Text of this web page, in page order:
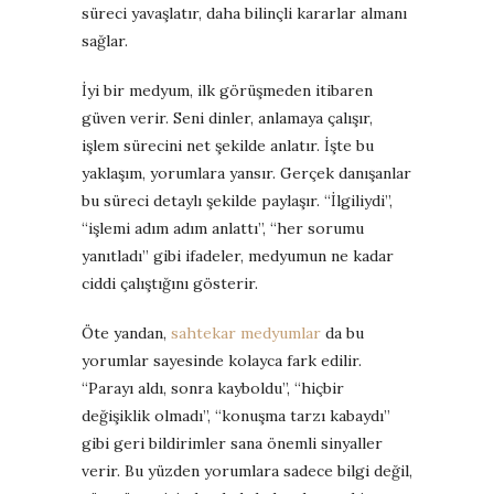
süreci yavaşlatır, daha bilinçli kararlar almanı
sağlar.
İyi bir medyum, ilk görüşmeden itibaren
güven verir. Seni dinler, anlamaya çalışır,
işlem sürecini net şekilde anlatır. İşte bu
yaklaşım, yorumlara yansır. Gerçek danışanlar
bu süreci detaylı şekilde paylaşır. “İlgiliydi”,
“işlemi adım adım anlattı”, “her sorumu
yanıtladı” gibi ifadeler, medyumun ne kadar
ciddi çalıştığını gösterir.
Öte yandan, sahtekar medyumlar da bu
yorumlar sayesinde kolayca fark edilir.
“Parayı aldı, sonra kayboldu”, “hiçbir
değişiklik olmadı”, “konuşma tarzı kabaydı”
gibi geri bildirimler sana önemli sinyaller
verir. Bu yüzden yorumlara sadece bilgi değil,